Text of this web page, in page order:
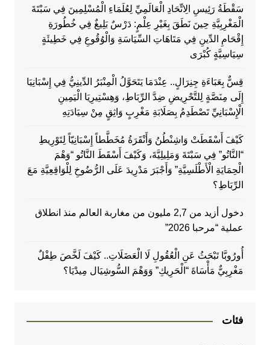
سَقْطَةُ رَئِيسِ الِاتِّحَادِ الْعَالَمِيِّ لِعُلَمَاءِ الْمُسْلِمِينَ فِي سَبْتَةَ
الْمَغْرِبِيَّةِ حِينَ نَطَقَ بِغَيْرِ عِلْمٍ: دَرْسٌ بَلِيغٌ فِي خُطُورَةِ
إِقْحَامِ الدِّينِ فِي مَتَاهَاتِ السِّيَاسَةِ وَالْوُقُوعِ فِي خَطِيئَةٍ
سِيَاسِيَّةٍ كُبْرَى
قِسٌّ بِعَبَاءَةِ جِنِرَالٍ.. عِنْدَمَا يَتَحَوَّلُ الْمِنْبَرُ الدِّينِيُّ فِي إِسْبَانِيَا
إِلَى مِنَصَّةٍ لِلتَّحْرِيضِ ضِدَّ الرِّبَاطِ، وَهِسْتِيرِيَا الْيَمِينِ
الْإِسْبَانِيِّ تَصْطَدِمُ بِصَلَابَةِ مَغْرِبٍ وَاثِقٍ مِنْ سِيَادَتِهِ
كَيْفَ أَسْقَطَتْ وَاشِنْطُنُ وَأَنْقَرَةُ مُخَطَّطاً إِسْبَانِيّاً لِتَوْرِيطِ
“النَّاتُو” فِي سَبْتَةَ وَمَلِيلِيَّةَ، وَكَيْفَ أَسْقَطَ النَّاتُو “وَهْمَ
الْحِمَايَةِ الْأَطْلَسِيَّةِ” وَأَجْبَرَ مَدْرِيدَ عَلَى الرُّضُوخِ لِلْوَاقِعِيَّةِ مَعَ
الرِّبَاطِ؟
دخول أزيد من 2,7 مليون من مغاربة العالم منذ انطلاق
عملية “مرحبا 2026”
أُورُوبَّا تَبْحَثُ عَنِ الْعُقُولِ لَا الْعَضَلَاتِ.. كَيْفَ لَخَّصَ طِفْلٌ
مَغْرِبِيٌّ مَأْسَاةَ “الْحَرِيكِ” وَوَهْمَ السُّوشِيَال مِيدْيَا؟
فئات